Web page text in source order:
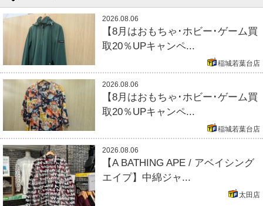
2026.08.06
【8月はおもちゃ･ホビー･ゲーム買
取20％UPキャンペ...
稲城若葉台店
2026.08.06
【8月はおもちゃ･ホビー･ゲーム買
取20％UPキャンペ...
稲城若葉台店
2026.08.06
【A BATHING APE / アベイシング
エイプ】中綿ジャ...
太田店